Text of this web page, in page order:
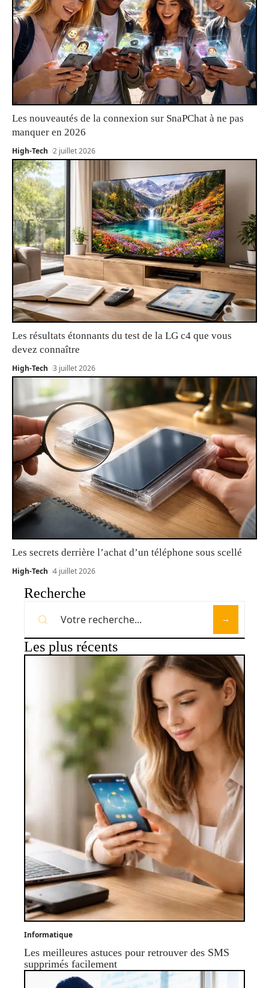
Les nouveautés de la connexion sur SnaPChat à ne pas
manquer en 2026
High-Tech 2 juillet 2026
Les résultats étonnants du test de la LG c4 que vous
devez connaître
High-Tech 3 juillet 2026
Les secrets derrière l’achat d’un téléphone sous scellé
High-Tech 4 juillet 2026
Recherche
Les plus récents
Informatique
Les meilleures astuces pour retrouver des SMS
supprimés facilement